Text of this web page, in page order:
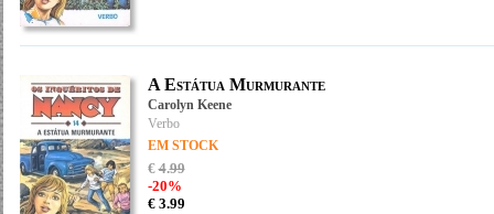
A Estátua Murmurante
Carolyn Keene
Verbo
EM STOCK
€4.99
-20%
€ 3.99